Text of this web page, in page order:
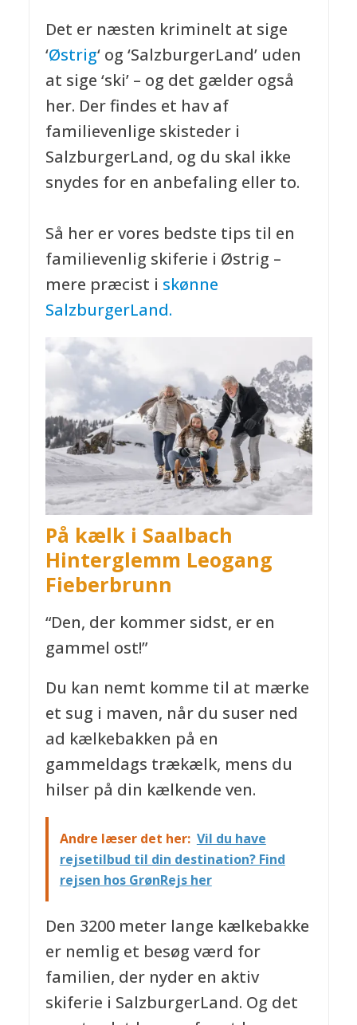
Det er næsten kriminelt at sige
‘Østrig‘ og ‘SalzburgerLand’ uden
at sige ‘ski’ – og det gælder også
her. Der findes et hav af
familievenlige skisteder i
SalzburgerLand, og du skal ikke
snydes for en anbefaling eller to.
Så her er vores bedste tips til en
familievenlig skiferie i Østrig –
mere præcist i skønne
SalzburgerLand.
På kælk i Saalbach
Hinterglemm Leogang
Fieberbrunn
“Den, der kommer sidst, er en
gammel ost!”
Du kan nemt komme til at mærke
et sug i maven, når du suser ned
ad kælkebakken på en
gammeldags trækælk, mens du
hilser på din kælkende ven.
Andre læser det her: Vil du have
rejsetilbud til din destination? Find
rejsen hos GrønRejs her
Den 3200 meter lange kælkebakke
er nemlig et besøg værd for
familien, der nyder en aktiv
skiferie i SalzburgerLand. Og det